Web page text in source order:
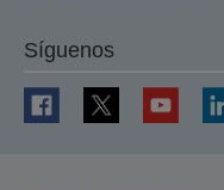
Síguenos